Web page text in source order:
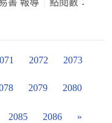
書 報導
點閱數：
2072 2073
2079 2080
2085 2086 »